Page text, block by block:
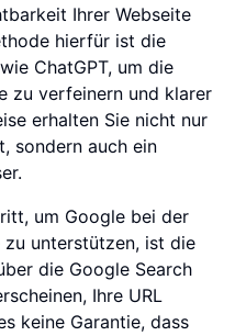
Ihrer Webseite
hierfür ist die
ChatGPT, um die
zu verfeinern und klarer
erhalten Sie nicht nur
sondern auch ein
um Google bei der
unterstützen, ist die
die Google Search
Ihre URL
keine Garantie, dass